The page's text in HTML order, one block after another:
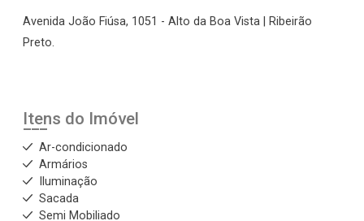
Avenida João Fiúsa, 1051 - Alto da Boa Vista | Ribeirão
Preto.
Itens do Imóvel
Ar-condicionado
Armários
Iluminação
Sacada
Semi Mobiliado